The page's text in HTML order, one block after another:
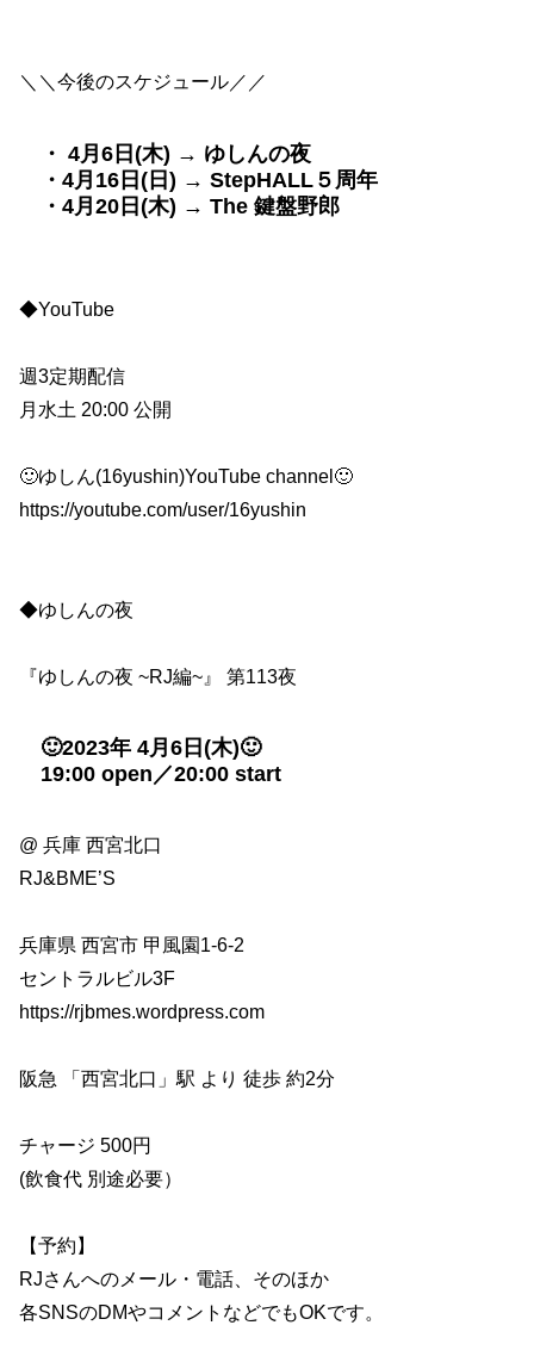
＼＼今後のスケジュール／／
・ 4月6日(木) → ゆしんの夜
・4月16日(日) → StepHALL５周年
・4月20日(木) → The 鍵盤野郎
◆YouTube
週3定期配信
月水土 20:00 公開
🙂ゆしん(16yushin)YouTube channel🙂
https://youtube.com/user/16yushin
◆ゆしんの夜
『ゆしんの夜 ~RJ編~』 第113夜
🙂2023年 4月6日(木)🙂
19:00 open／20:00 start
@ 兵庫 西宮北口
RJ&BME’S
兵庫県 西宮市 甲風園1-6-2
セントラルビル3F
https://rjbmes.wordpress.com
阪急 「西宮北口」駅 より 徒歩 約2分
チャージ 500円
(飲食代 別途必要）
【予約】
RJさんへのメール・電話、そのほか
各SNSのDMやコメントなどでもOKです。